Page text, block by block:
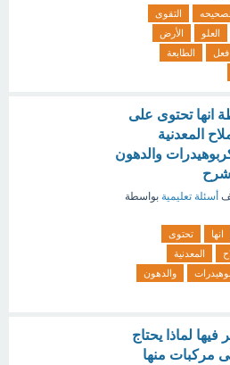
التقوى
العلو
الأرض
فعل
الطابعة
انها تحتوى على
المعدنية
والدهون
أسئلة تعليمية بواسطة
انها
تحتوى
المعدنية
والدهون
لماذا يحتاج
مركبات منها